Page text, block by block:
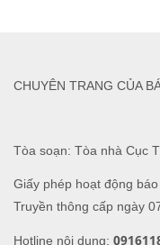
Tòa soạn: Tòa nhà Cục
Giấy phép hoạt động
Truyền thông cấp ngày
Hotline nội dung:
CHUYÊN TRANG CỦA